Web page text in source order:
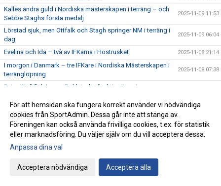
Kalles andra guld i Nordiska mästerskapen i terräng – och
Sebbe Staghs första medalj
2025-11-09 11:53
Lörstad sjuk, men Ottfalk och Stagh springer NM i terräng i
dag
2025-11-09 06:04
Evelina och Ida – två av IFKarna i Höstrusket 2025-11-08 21:14
I morgon i Danmark – tre IFKare i Nordiska Mästerskapen i
terränglöpning
2025-11-08 07:38
Peter Woll fick Lasse Dahlstedts funktionärspris
Save the date – IFK-galan byter datum till 23 januari 2025-11-06 07:21
17:25 av Alex von Heideken på 5000m
Så nära var det maximal Daniel-utdelning 2025-11-04 22:56
Emma Holstad 1:35 på halvmaran
För att hemsidan ska fungera korrekt använder vi nödvändiga
cookies från SportAdmin. Dessa går inte att stänga av.
Föreningen kan också använda frivilliga cookies, t.ex. för statistik
eller marknadsföring. Du väljer själv om du vill acceptera dessa.
Anpassa dina val
Acceptera nödvändiga Acceptera alla